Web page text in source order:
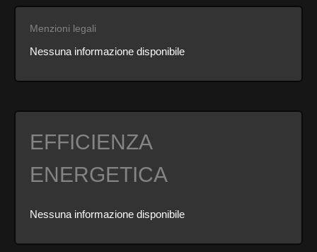
Menzioni legali
Nessuna informazione disponibile
EFFICIENZA
ENERGETICA
Nessuna informazione disponibile